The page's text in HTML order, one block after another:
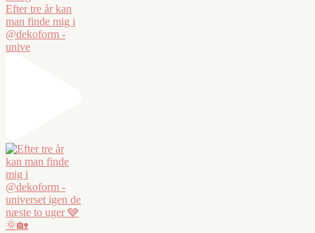
Efter tre år kan
man finde mig i
@dekoform -
unive